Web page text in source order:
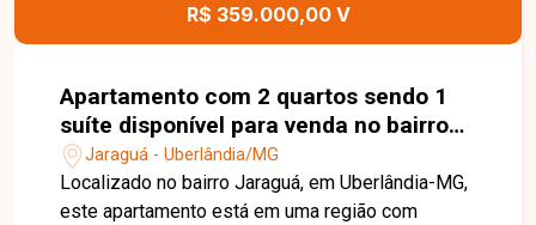
localização privilegiada. Entre em contato
os detalhes deste imóvel!
R$ 359.000,00 V
Apartamento com 2 quartos sendo 1
suíte disponível para venda no bairro
Jaraguá em Uberlândia-MG
Jaraguá - Uberlândia/MG
Localizado no bairro Jaraguá, em Uberlândia-MG,
este apartamento está em uma região com